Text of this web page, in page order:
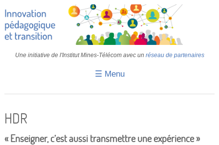
Une initiative de l'Institut Mines-Télécom avec un réseau de partenaires
☰ Menu
HDR
« Enseigner, c’est aussi transmettre une expérience »